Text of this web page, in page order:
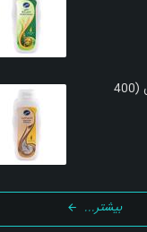
شامپو کتیرا مَس (400
بیشتر...